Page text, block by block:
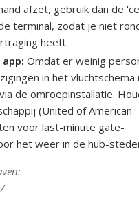
afzet, gebruik dan de
terminal, zodat je niet
heeft.
Omdat er weinig
in het vluchtschema
de omroepinstallatie.
(United of American
voor last-minute gate-
het weer in de hub-